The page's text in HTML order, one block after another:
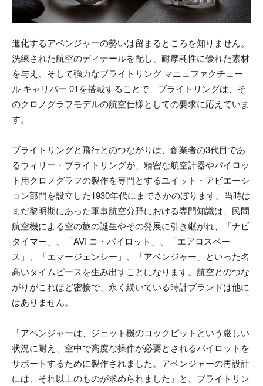
進化するアベンジャーの勢いは留まるところを知りません。
洗練された航空のディテールを配し、耐摩耗性に優れた素材
を与え、そして強力なブライトリング マニュファクチュー
ル キャリバー 01を搭載することで、ブライトリングは、そ
のクロノグラフモデルの航空仕様としての要求に応えていま
す。
ブライトリングと飛行とのつながりは、創業者の3代目であ
るウィリー・ブライトリングが、精密な航空計器やパイロッ
ト用クロノグラフの製作を専門とするユイット・アビエーシ
ョン部門を設立した1930年代にまでさかのぼります。当時は
まだ黎明期にあった軍事航空分野における専門知識は、民間
航空機による空の旅の誕生やその発展に引き継がれ、「ナビ
タイマー」、「AVI コ・パイロット」、「エアロスペー
ス」、「エマージェンシー」、「アベンジャー」といった名
高いタイムピースを生み出すことになります。航空とのつな
がりがこれほど密接で、永く続いている時計ブランドは他に
はありません。
「アベンジャーは、ジェット機のコックピットという厳しい
状況に耐え、空中で高度な操作が必要とされるパイロットを
サポートするために製作されました。アベンジャーの再設計
には、それ以上のものが求められました」と、ブライトリン